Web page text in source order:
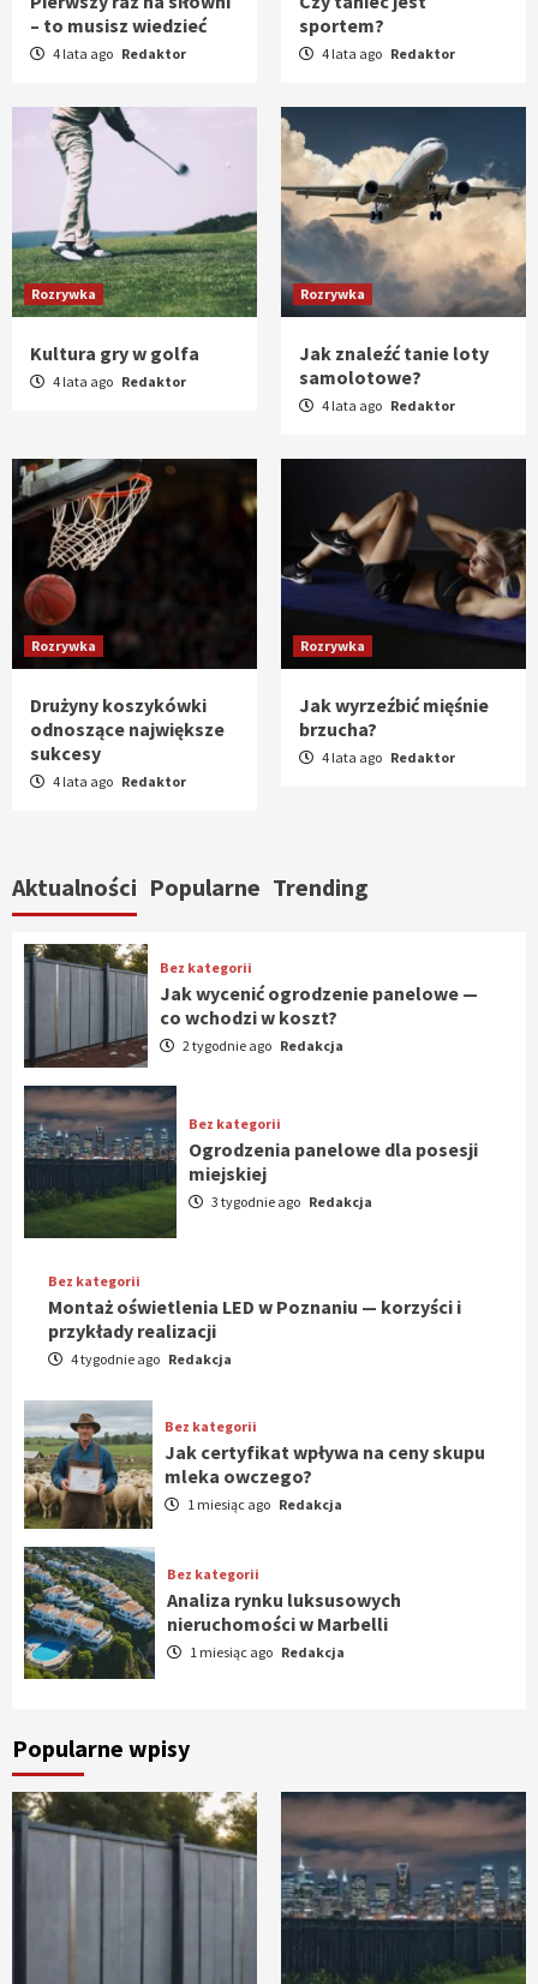
– to musisz wiedzieć
4 lata ago Redaktor
sportem?
4 lata ago Redaktor
Rozrywka
Kultura gry w golfa
4 lata ago Redaktor
Rozrywka
Jak znaleźć tanie loty
samolotowe?
4 lata ago Redaktor
Rozrywka
Drużyny koszykówki
odnoszące największe
sukcesy
4 lata ago Redaktor
Rozrywka
Jak wyrzeźbić mięśnie
brzucha?
4 lata ago Redaktor
Aktualności Popularne Trending
Bez kategorii
Jak wycenić ogrodzenie panelowe —
co wchodzi w koszt?
2 tygodnie ago Redakcja
Bez kategorii
Ogrodzenia panelowe dla posesji
miejskiej
3 tygodnie ago Redakcja
Bez kategorii
Montaż oświetlenia LED w Poznaniu — korzyści i
przykłady realizacji
4 tygodnie ago Redakcja
Bez kategorii
Jak certyfikat wpływa na ceny skupu
mleka owczego?
1 miesiąc ago Redakcja
Bez kategorii
Analiza rynku luksusowych
nieruchomości w Marbelli
1 miesiąc ago Redakcja
Popularne wpisy